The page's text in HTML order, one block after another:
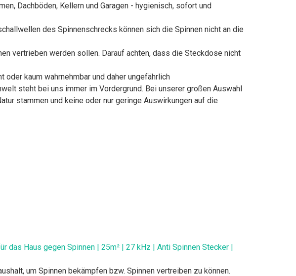
Dachböden, Kellern und Garagen - hygienisch, sofort und
des Spinnenschrecks können sich die Spinnen nicht an die
vertrieben werden sollen. Darauf achten, dass die Steckdose nicht
kaum wahrnehmbar und daher ungefährlich
steht bei uns immer im Vordergrund. Bei unserer großen Auswahl
stammen und keine oder nur geringe Auswirkungen auf die
das Haus gegen Spinnen | 25m² | 27 kHz | Anti Spinnen Stecker |
um Spinnen bekämpfen bzw. Spinnen vertreiben zu können.